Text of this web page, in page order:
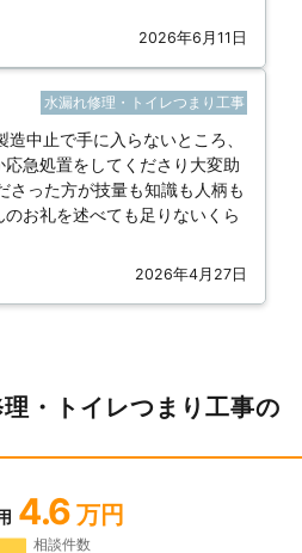
2026年6月11日
水漏れ修理・トイレつまり工事
中止で手に入らないところ、
急処置をしてくださり大変助
さった方が技量も知識も人柄も
お礼を述べても足りないくら
2026年4月27日
・トイレつまり工事の
4.6 万円